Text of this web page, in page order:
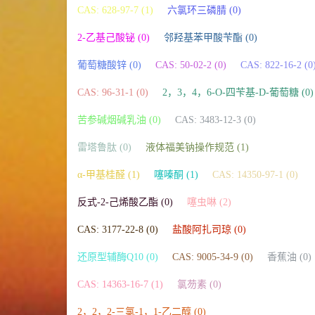
CAS: 628-97-7 (1) 六氯环三磷腈 (0)
2-乙基己酸铋 (0) 邻羟基苯甲酸苄酯 (0)
葡萄糖酸锌 (0) CAS: 50-02-2 (0) CAS: 822-16-2
CAS: 96-31-1 (0) 2，3，4，6-O-四苄基-D-葡萄糖 (0)
苦参碱烟碱乳油 (0) CAS: 3483-12-3 (0)
雷塔鲁肽 (0) 液体福美钠操作规范 (1)
α-甲基桂醛 (1) 噻嗪酮 (1) CAS: 14350-97-1 (0)
反式-2-己烯酸乙酯 (0) 噻虫啉 (2)
CAS: 3177-22-8 (0) 盐酸阿扎司琼 (0)
还原型辅酶Q10 (0) CAS: 9005-34-9 (0) 香蕉油 (0)
CAS: 14363-16-7 (1) 氯芴素 (0)
2，2，2-三氯-1，1-乙二醇 (0)